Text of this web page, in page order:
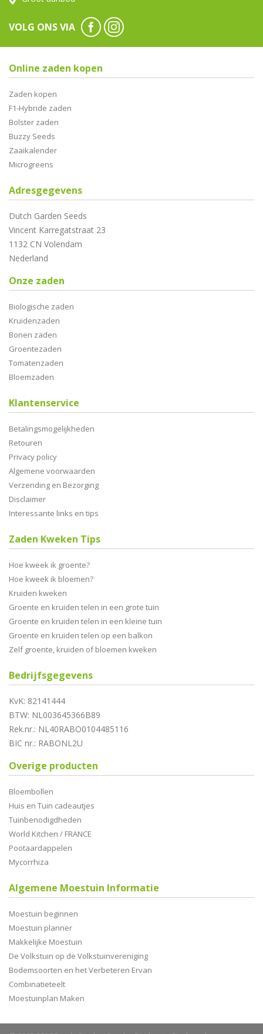
VOLG ONS VIA
Online zaden kopen
Zaden kopen
F1-Hybride zaden
Bolster zaden
Buzzy Seeds
Zaaikalender
Microgreens
Adresgegevens
Dutch Garden Seeds
Vincent Karregatstraat 23
1132 CN Volendam
Nederland
Onze zaden
Biologische zaden
Kruidenzaden
Bonen zaden
Groentezaden
Tomatenzaden
Bloemzaden
Klantenservice
Betalingsmogelijkheden
Retouren
Privacy policy
Algemene voorwaarden
Verzending en Bezorging
Disclaimer
Interessante links en tips
Zaden Kweken Tips
Hoe kweek ik groente?
Hoe kweek ik bloemen?
Kruiden kweken
Groente en kruiden telen in een grote tuin
Groente en kruiden telen in een kleine tuin
Groente en kruiden telen op een balkon
Zelf groente, kruiden of bloemen kweken
Bedrijfsgegevens
KvK: 82141444
BTW: NL003645366B89
Rek.nr.: NL40RABO0104485116
BIC nr.: RABONL2U
Overige producten
Bloembollen
Huis en Tuin cadeautjes
Tuinbenodigdheden
World Kitchen / FRANCE
Pootaardappelen
Mycorrhiza
Algemene Moestuin Informatie
Moestuin beginnen
Moestuin planner
Makkelijke Moestuin
De Volkstuin op de Volkstuinvereniging
Bodemsoorten en het Verbeteren Ervan
Combinatieteelt
Moestuinplan Maken